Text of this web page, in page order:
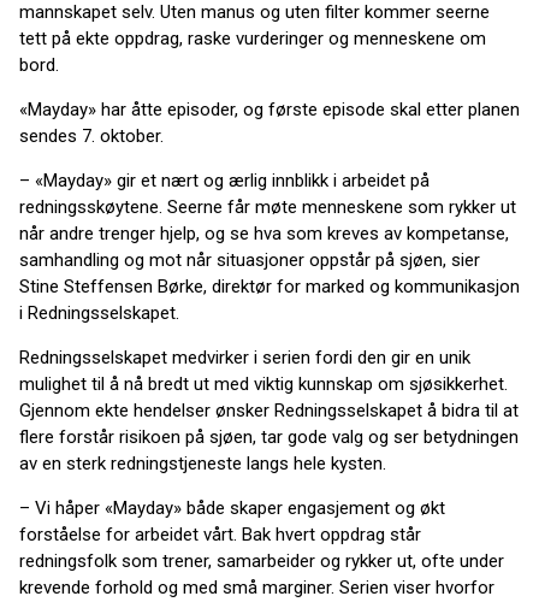
mannskapet selv. Uten manus og uten filter kommer seerne
tett på ekte oppdrag, raske vurderinger og menneskene om
bord.
«Mayday» har åtte episoder, og første episode skal etter planen
sendes 7. oktober.
– «Mayday» gir et nært og ærlig innblikk i arbeidet på
redningsskøytene. Seerne får møte menneskene som rykker ut
når andre trenger hjelp, og se hva som kreves av kompetanse,
samhandling og mot når situasjoner oppstår på sjøen, sier
Stine Steffensen Børke, direktør for marked og kommunikasjon
i Redningsselskapet.
Redningsselskapet medvirker i serien fordi den gir en unik
mulighet til å nå bredt ut med viktig kunnskap om sjøsikkerhet.
Gjennom ekte hendelser ønsker Redningsselskapet å bidra til at
flere forstår risikoen på sjøen, tar gode valg og ser betydningen
av en sterk redningstjeneste langs hele kysten.
– Vi håper «Mayday» både skaper engasjement og økt
forståelse for arbeidet vårt. Bak hvert oppdrag står
redningsfolk som trener, samarbeider og rykker ut, ofte under
krevende forhold og med små marginer. Serien viser hvorfor